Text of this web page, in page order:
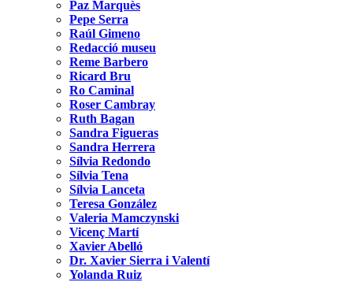
Paz Marquès
Pepe Serra
Raúl Gimeno
Redacció museu
Reme Barbero
Ricard Bru
Ro Caminal
Roser Cambray
Ruth Bagan
Sandra Figueras
Sandra Herrera
Sílvia Redondo
Sílvia Tena
Sílvia Lanceta
Teresa González
Valeria Mamczynski
Vicenç Martí
Xavier Abelló
Dr. Xavier Sierra i Valentí
Yolanda Ruiz